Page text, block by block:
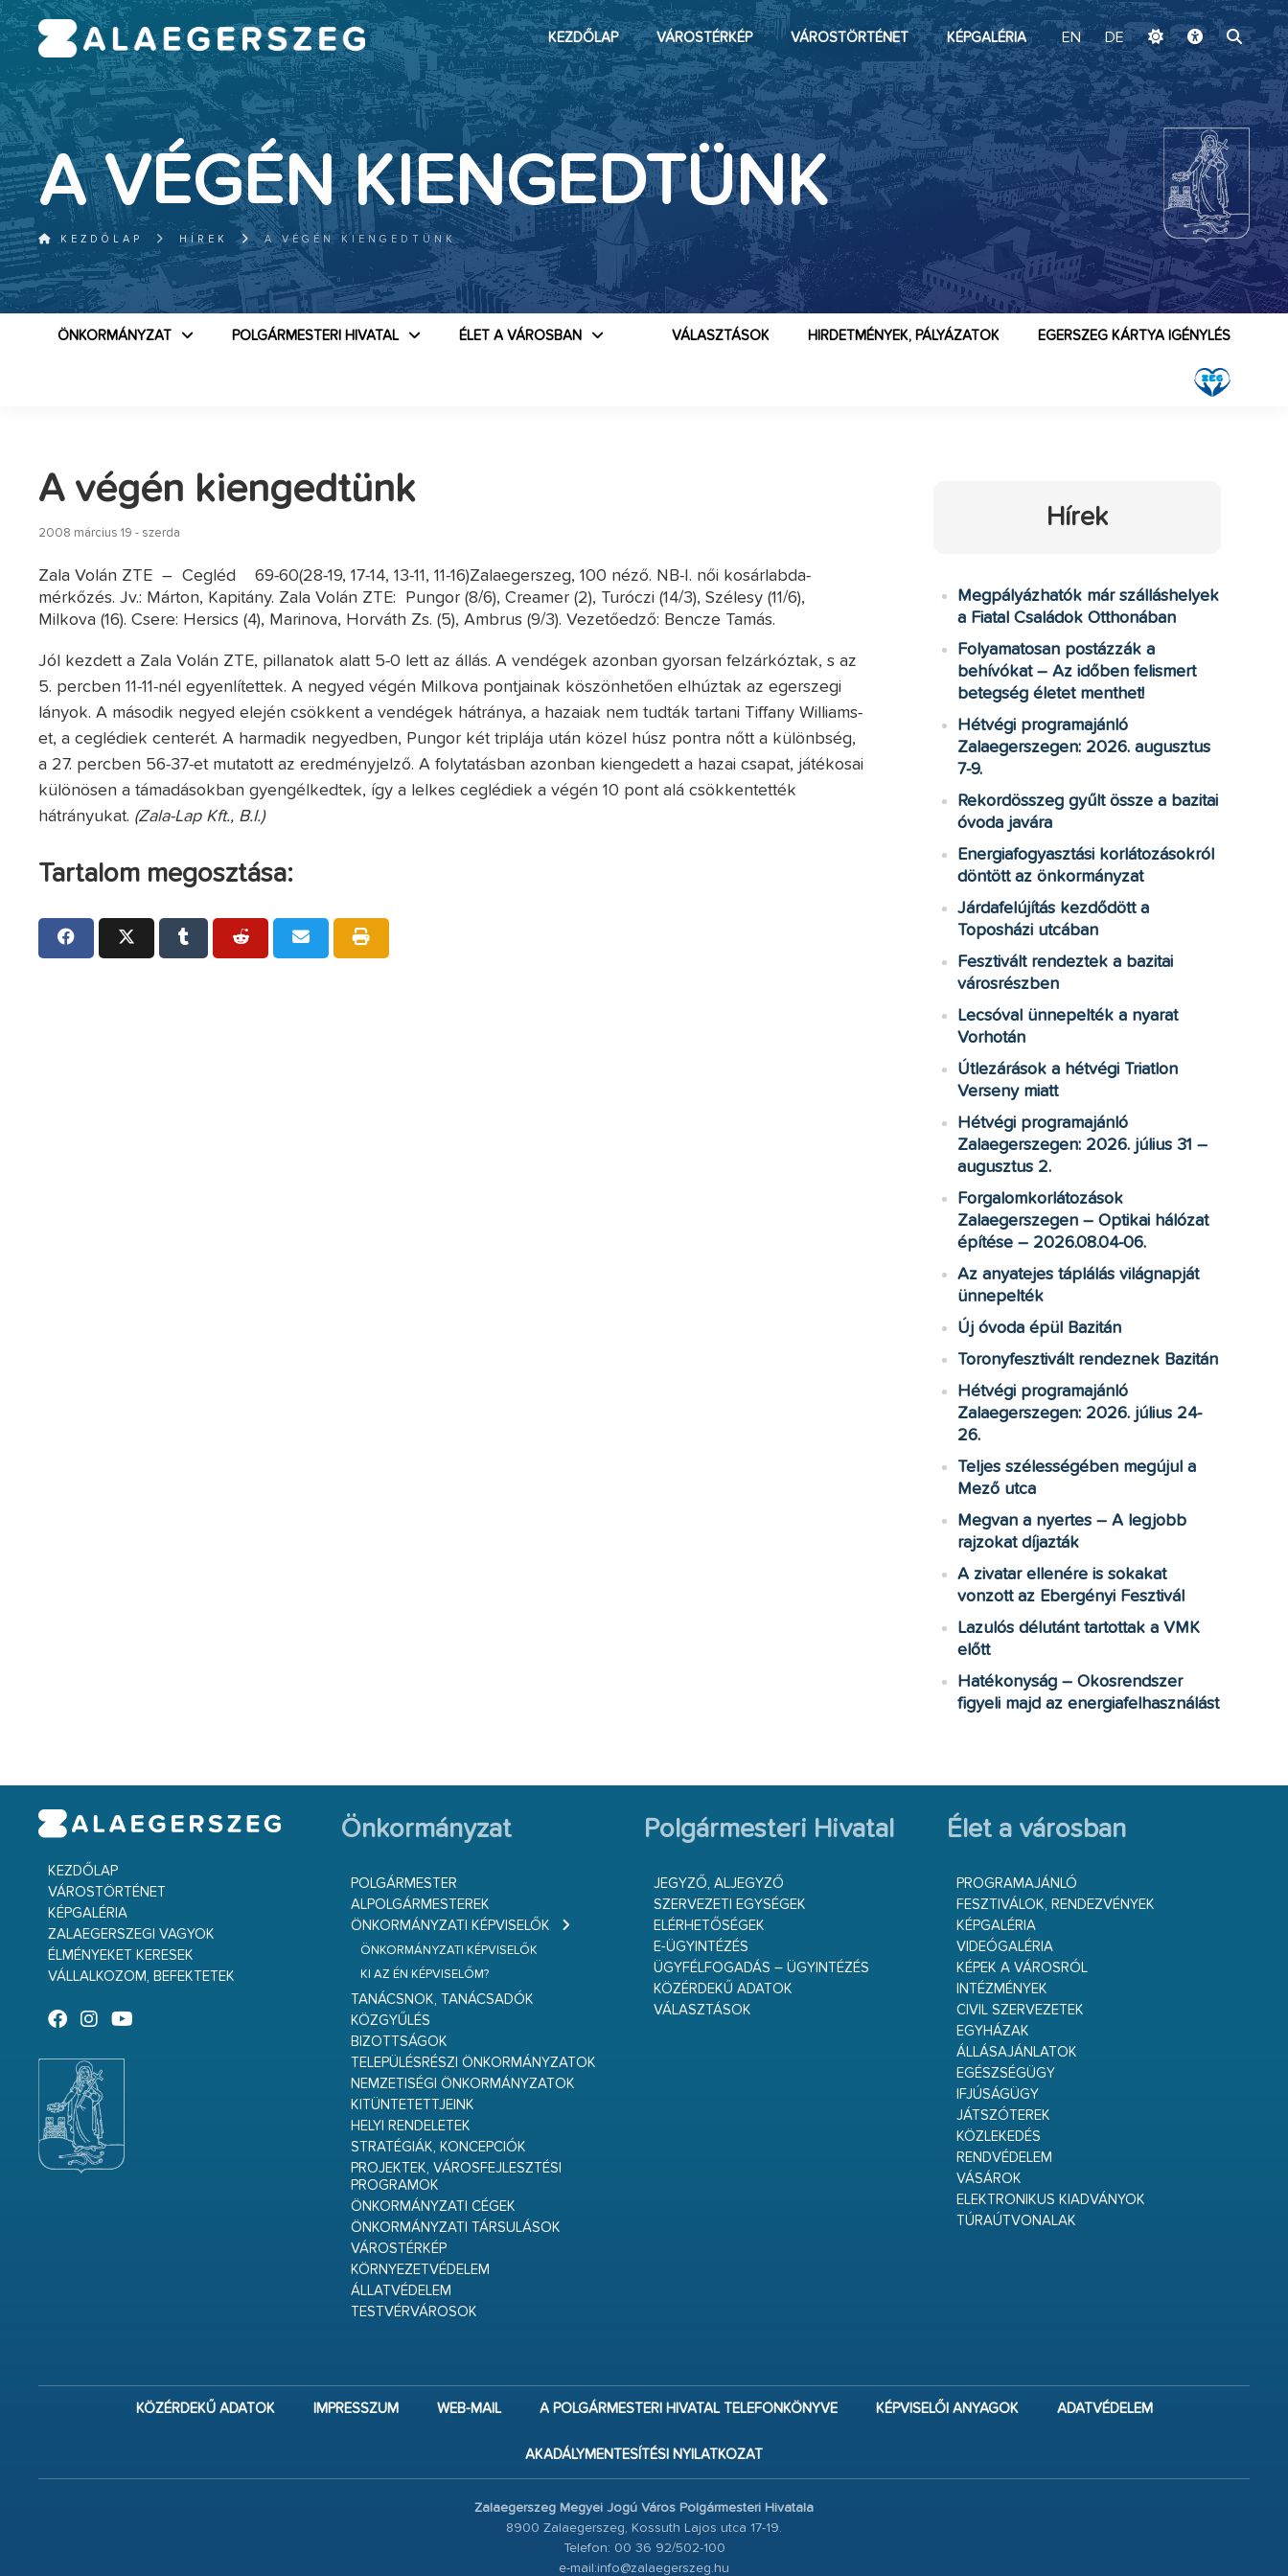
ugrás a fő tartalomhoz
KEZDŐLAP VÁROSTÉRKÉP VÁROSTÖRTÉNET KÉPGALÉRIA EN DE
A VÉGÉN KIENGEDTÜNK
KEZDŐLAP HÍREK A VÉGÉN KIENGEDTÜNK
ÖNKORMÁNYZAT POLGÁRMESTERI HIVATAL ÉLET A VÁROSBAN EGERSZEG KÁRTYA IGÉNYLÉS
HIRDETMÉNYEK, PÁLYÁZATOK
VÁLASZTÁSOK
A végén kiengedtünk
2008 március 19 - szerda
Zala Volán ZTE – Cegléd 69-60(28-19, 17-14, 13-11, 11-16)Zalaegerszeg, 100 néző. NB-I. női kosárlabda-
mérkőzés. Jv.: Márton, Kapitány. Zala Volán ZTE: Pungor (8/6), Creamer (2), Turóczi (14/3), Szélesy (11/6),
Milkova (16). Csere: Hersics (4), Marinova, Horváth Zs. (5), Ambrus (9/3). Vezetőedző: Bencze Tamás.
Jól kezdett a Zala Volán ZTE, pillanatok alatt 5-0 lett az állás. A vendégek azonban gyorsan felzárkóztak, s az
5. percben 11-11-nél egyenlítettek. A negyed végén Milkova pontjainak köszönhetően elhúztak az egerszegi
lányok. A második negyed elején csökkent a vendégek hátránya, a hazaiak nem tudták tartani Tiffany Williams-
et, a ceglédiek centerét. A harmadik negyedben, Pungor két triplája után közel húsz pontra nőtt a különbség,
a 27. percben 56-37-et mutatott az eredményjelző. A folytatásban azonban kiengedett a hazai csapat, játékosai
különösen a támadásokban gyengélkedtek, így a lelkes ceglédiek a végén 10 pont alá csökkentették
hátrányukat. (Zala-Lap Kft., B.I.)
Tartalom megosztása:
Hírek
Megpályázhatók már szálláshelyek
a Fiatal Családok Otthonában
Folyamatosan postázzák a
behívókat – Az időben felismert
betegség életet menthet!
Hétvégi programajánló
Zalaegerszegen: 2026. augusztus
7-9.
Rekordösszeg gyűlt össze a bazitai
óvoda javára
Energiafogyasztási korlátozásokról
döntött az önkormányzat
Járdafelújítás kezdődött a
Toposházi utcában
Fesztivált rendeztek a bazitai
városrészben
Lecsóval ünnepelték a nyarat
Vorhotán
Útlezárások a hétvégi Triatlon
Verseny miatt
Hétvégi programajánló
Zalaegerszegen: 2026. július 31 –
augusztus 2.
Forgalomkorlátozások
Zalaegerszegen – Optikai hálózat
építése – 2026.08.04-06.
Az anyatejes táplálás világnapját
ünnepelték
Új óvoda épül Bazitán
Toronyfesztivált rendeznek Bazitán
Hétvégi programajánló
Zalaegerszegen: 2026. július 24-
26.
Teljes szélességében megújul a
Mező utca
Megvan a nyertes – A legjobb
rajzokat díjazták
A zivatar ellenére is sokakat
vonzott az Ebergényi Fesztivál
Lazulós délutánt tartottak a VMK
előtt
Hatékonyság – Okosrendszer
figyeli majd az energiafelhasználást
KEZDŐLAP
VÁROSTÖRTÉNET
KÉPGALÉRIA
ZALAEGERSZEGI VAGYOK
ÉLMÉNYEKET KERESEK
VÁLLALKOZOM, BEFEKTETEK
Önkormányzat
POLGÁRMESTER
ALPOLGÁRMESTEREK
ÖNKORMÁNYZATI KÉPVISELŐK
ÖNKORMÁNYZATI KÉPVISELŐK
KI AZ ÉN KÉPVISELŐM?
TANÁCSNOK, TANÁCSADÓK
KÖZGYŰLÉS
BIZOTTSÁGOK
TELEPÜLÉSRÉSZI ÖNKORMÁNYZATOK
NEMZETISÉGI ÖNKORMÁNYZATOK
KITÜNTETETTJEINK
HELYI RENDELETEK
STRATÉGIÁK, KONCEPCIÓK
PROJEKTEK, VÁROSFEJLESZTÉSI
PROGRAMOK
ÖNKORMÁNYZATI CÉGEK
ÖNKORMÁNYZATI TÁRSULÁSOK
VÁROSTÉRKÉP
KÖRNYEZETVÉDELEM
ÁLLATVÉDELEM
TESTVÉRVÁROSOK
Polgármesteri Hivatal
JEGYZŐ, ALJEGYZŐ
SZERVEZETI EGYSÉGEK
ELÉRHETŐSÉGEK
E-ÜGYINTÉZÉS
ÜGYFÉLFOGADÁS – ÜGYINTÉZÉS
KÖZÉRDEKŰ ADATOK
VÁLASZTÁSOK
Élet a városban
PROGRAMAJÁNLÓ
FESZTIVÁLOK, RENDEZVÉNYEK
KÉPGALÉRIA
VIDEÓGALÉRIA
KÉPEK A VÁROSRÓL
INTÉZMÉNYEK
CIVIL SZERVEZETEK
EGYHÁZAK
ÁLLÁSAJÁNLATOK
EGÉSZSÉGÜGY
IFJÚSÁGÜGY
JÁTSZÓTEREK
KÖZLEKEDÉS
RENDVÉDELEM
VÁSÁROK
ELEKTRONIKUS KIADVÁNYOK
TÚRAÚTVONALAK
KÖZÉRDEKŰ ADATOK IMPRESSZUM WEB-MAIL A POLGÁRMESTERI HIVATAL TELEFONKÖNYVE KÉPVISELŐI ANYAGOK ADATVÉDELEM
AKADÁLYMENTESÍTÉSI NYILATKOZAT
Zalaegerszeg Megyei Jogú Város Polgármesteri Hivatala
8900 Zalaegerszeg, Kossuth Lajos utca 17-19.
Telefon: 00 36 92/502-100
e-mail:info@zalaegerszeg.hu